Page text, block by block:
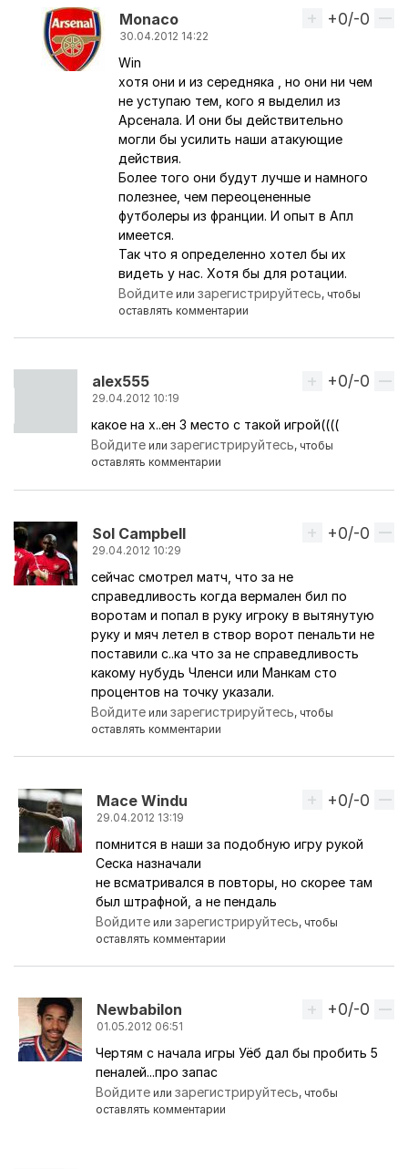
Monaco
30.04.2012 14:22
Ответ на комментарий пользователяWin
Вверх
+0/-0
Win
хотя они и из середняка , но они ни чем
не уступаю тем, кого я выделил из
Арсенала. И они бы действительно
могли бы усилить наши атакующие
действия.
Более того они будут лучше и намного
полезнее, чем переоцененные
футболеры из франции. И опыт в Апл
имеется.
Так что я определенно хотел бы их
видеть у нас. Хотя бы для ротации.
Войдите илизарегистрируйтесь, чтобы
оставлять комментарии
alex555
29.04.2012 10:19
Вверх
+0/-0
какое на х..ен 3 место с такой игрой((((
Войдите илизарегистрируйтесь, чтобы
оставлять комментарии
Sol Campbell
29.04.2012 10:29
Вверх
+0/-0
сейчас смотрел матч, что за не
справедливость когда вермален бил по
воротам и попал в руку игроку в вытянутую
руку и мяч летел в створ ворот пенальти не
поставили с..ка что за не справедливость
какому нубудь Членси или Манкам сто
процентов на точку указали.
Войдите илизарегистрируйтесь, чтобы
оставлять комментарии
Mace Windu
29.04.2012 13:19
Ответ на комментарий пользователя
Вверх
+0/-0
помнится в наши за подобную игру рукой
Сеска назначали
не всматривался в повторы, но скорее там
был штрафной, а не пендаль
Войдите илизарегистрируйтесь, чтобы
оставлять комментарии
Newbabilon
01.05.2012 06:51
Ответ на комментарий пользователя
Вверх
+0/-0
Чертям с начала игры Уёб дал бы пробить 5
пеналей...про запас
Войдите илизарегистрируйтесь, чтобы
оставлять комментарии